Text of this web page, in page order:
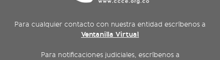
Para cualquier contacto con nuestra entidad escríbenos a
Ventanilla Virtual
Para notificaciones judiciales, escríbenos a